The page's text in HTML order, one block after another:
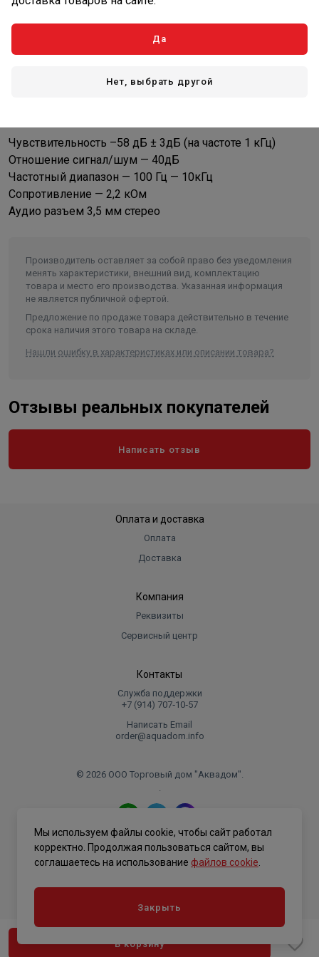
В корзину
Дополнительный микрофон для устройств ZONT.
Чувствительность –58 дБ ± 3дБ (на частоте 1 кГц)
Отношение сигнал/шум — 40дБ
Частотный диапазон — 100 Гц — 10кГц
Сопротивление — 2,2 кОм
Аудио разъем 3,5 мм стерео
Производитель оставляет за собой право без уведомления
менять характеристики, внешний вид, комплектацию
товара и место его производства. Указанная информация
не является публичной офертой.
Предложение по продаже товара действительно в течение
срока наличия этого товара на складе.
Нашли ошибку в характеристиках или описании товара?
Отзывы реальных покупателей
Написать отзыв
Оплата и доставка
Оплата
Доставка
Компания
Реквизиты
Сервисный центр
Контакты
Служба поддержки
+7 (914) 707‑10‑57
Написать Email
order@aquadom.info
© 2026 ООО Торговый дом "Аквадом".
.
Политика конфиденциальности
Да
Нет, выбрать другой
Мы используем файлы cookie, чтобы сайт работал
корректно. Продолжая пользоваться сайтом, вы
соглашаетесь на использование файлов cookie
Закрыть